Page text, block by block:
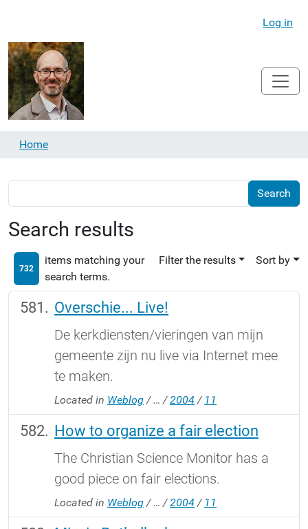
Log in
Home
Search results
732
items matching your
search terms.
Filter the results Sort by
Overschie... Live!
De kerkdiensten/vieringen van mijn
gemeente zijn nu live via Internet mee
te maken.
Located in Weblog /… /2004 / 11
How to organize a fair election
The Christian Science Monitor has a
good piece on fair elections.
Located in Weblog /… /2004 / 11